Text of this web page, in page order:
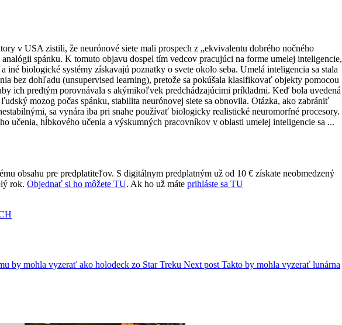
v USA zistili, že neurónové siete mali prospech z „ekvivalentu dobrého nočného
spánku. K tomuto objavu dospel tím vedcov pracujúci na forme umelej inteligencie,
iné biologické systémy získavajú poznatky o svete okolo seba. Umelá inteligencia sa stala
bez dohľadu (unsupervised learning), pretože sa pokúšala klasifikovať objekty pomocou
ich predtým porovnávala s akýmikoľvek predchádzajúcimi príkladmi. Keď bola uvedená
mozog počas spánku, stabilita neurónovej siete sa obnovila. Otázka, ako zabrániť
sa vynára iba pri snahe používať biologicky realistické neuromorfné procesory.
učenia, hĺbkového učenia a výskumných pracovníkov v oblasti umelej inteligencie sa ...
obsahu pre predplatiteľov. S digitálnym predplatným už od 10 € získate neobmedzený
rok. Objednať si ho môžete TU. Ak ho už máte prihláste sa TU
by mohla vyzerať ako holodeck zo Star Treku Next post Takto by mohla vyzerať lunárna